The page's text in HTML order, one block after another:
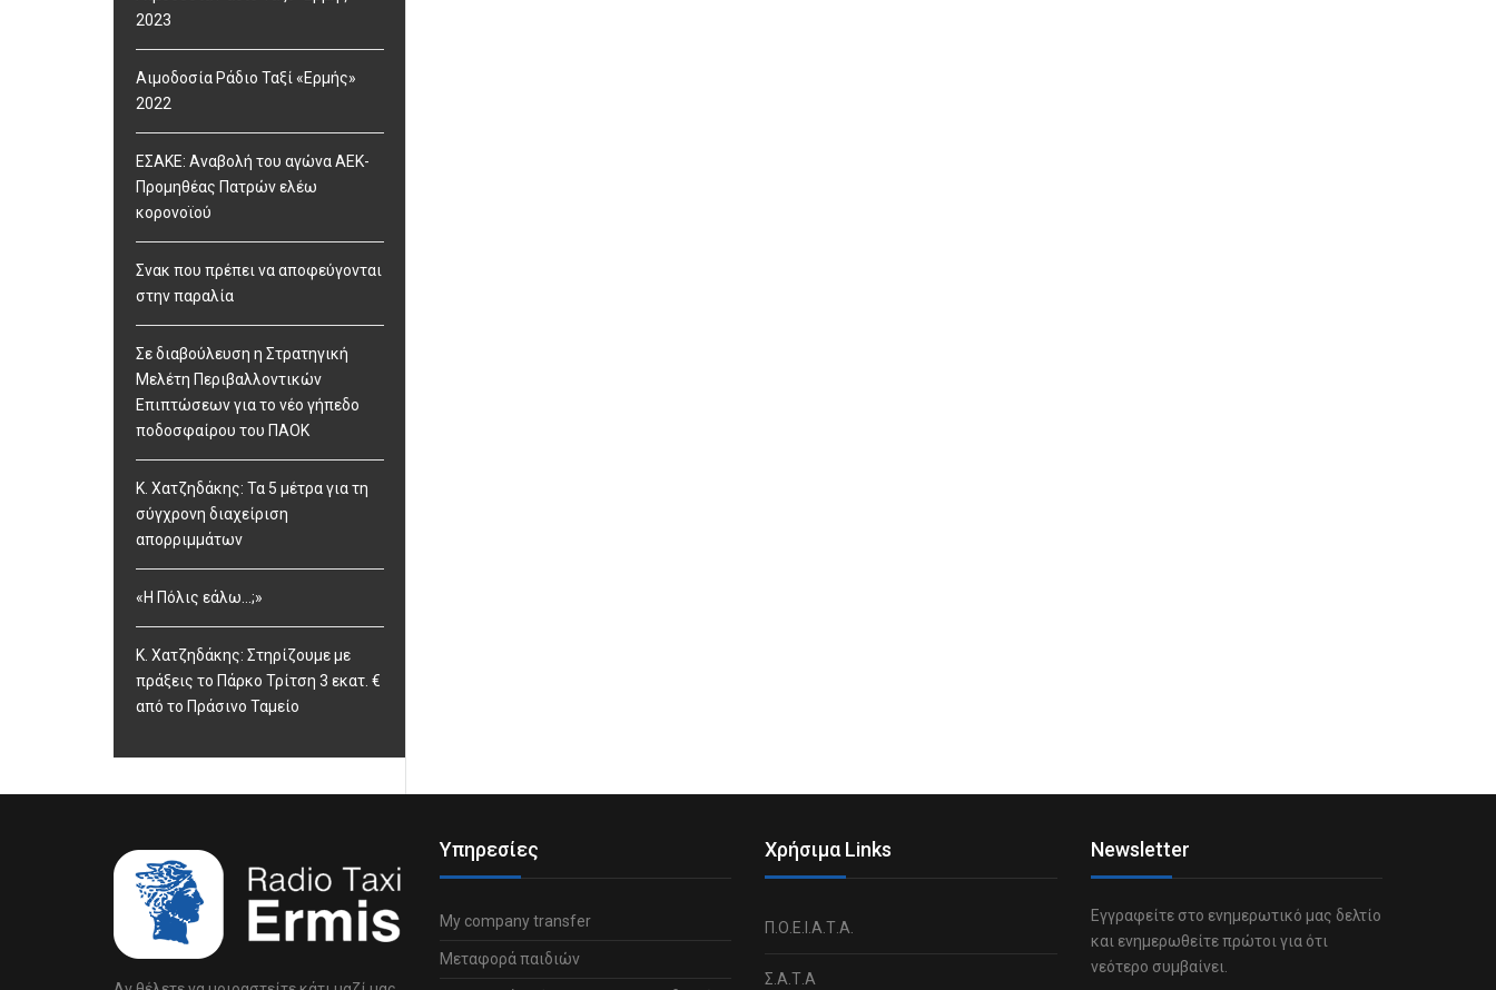
2023
Αιμοδοσία Ράδιο Ταξί «Ερμής»
2022
ΕΣΑΚΕ: Αναβολή του αγώνα ΑΕΚ-
Προμηθέας Πατρών ελέω
κορονοϊού
Σνακ που πρέπει να αποφεύγονται
στην παραλία
Σε διαβούλευση η Στρατηγική
Μελέτη Περιβαλλοντικών
Επιπτώσεων για το νέο γήπεδο
ποδοσφαίρου του ΠΑΟΚ
Κ. Χατζηδάκης: Τα 5 μέτρα για τη
σύγχρονη διαχείριση
απορριμμάτων
«Η Πόλις εάλω…;»
Κ. Χατζηδάκης: Στηρίζουμε με
πράξεις το Πάρκο Τρίτση 3 εκατ. €
από το Πράσινο Ταμείο
Υπηρεσίες
My company transfer
Μεταφορά παιδιών
Χρήσιμα Links
Π.Ο.Ε.Ι.Α.Τ.Α.
Σ.Α.Τ.Α
Newsletter
Εγγραφείτε στο ενημερωτικό μας δελτίο
και ενημερωθείτε πρώτοι για ότι
νεότερο συμβαίνει.